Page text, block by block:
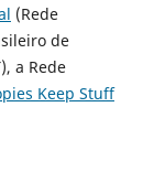
(Rede
de
a Rede
Keep Stuff